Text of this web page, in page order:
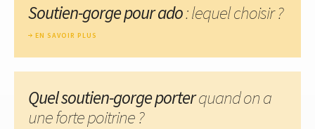
Soutien-gorge pour ado: lequel choisir ?
EN SAVOIR PLUS
Quel soutien-gorge porterquand on a
une forte poitrine ?